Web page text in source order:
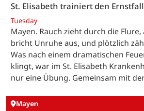
St. Elisabeth trainiert den Ernstfall
Tuesday
Mayen. Rauch zieht durch die
bricht Unruhe aus, und plötzlich
Was nach einem dramatischen
klingt, war im St. Elisabeth
nur eine Übung. Gemeinsam mit
Mayen